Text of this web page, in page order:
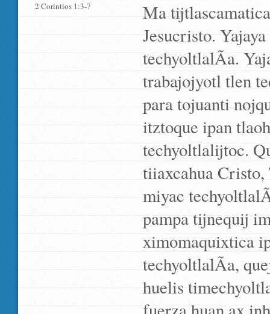
2 Corintios 1:3-7
Ma
Jesucristo.
techyoltlalÃ­a.
trabajojyotl tlen
para tojuanti
itztoque ipan
techyoltlalijtoc.
tiiaxcahua
miyac
pampa tijnequij
ximomaquixtica
techyoltlalÃ­a,
huelis